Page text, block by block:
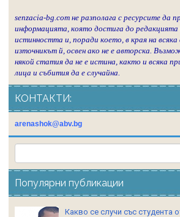
senzacia-bg.com не разполага с ресурсите да
информацията, която достига до редакцията
истинността и, поради което, в края на
източникът й, освен ако не е авторска.
някой статия да не е истина, както и всяка
лица и събития да е случайна.
КОНТАКТИ:
arenashok@abv.bg
Популярни публикации
Какво се случи със студента